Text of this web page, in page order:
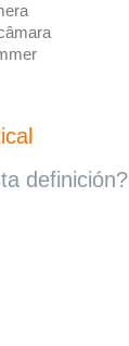
definición?